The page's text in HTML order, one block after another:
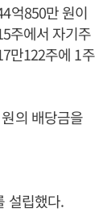
억850만 원이
주에서 자기주
만122주에 1주
의 배당금을
설립했다.